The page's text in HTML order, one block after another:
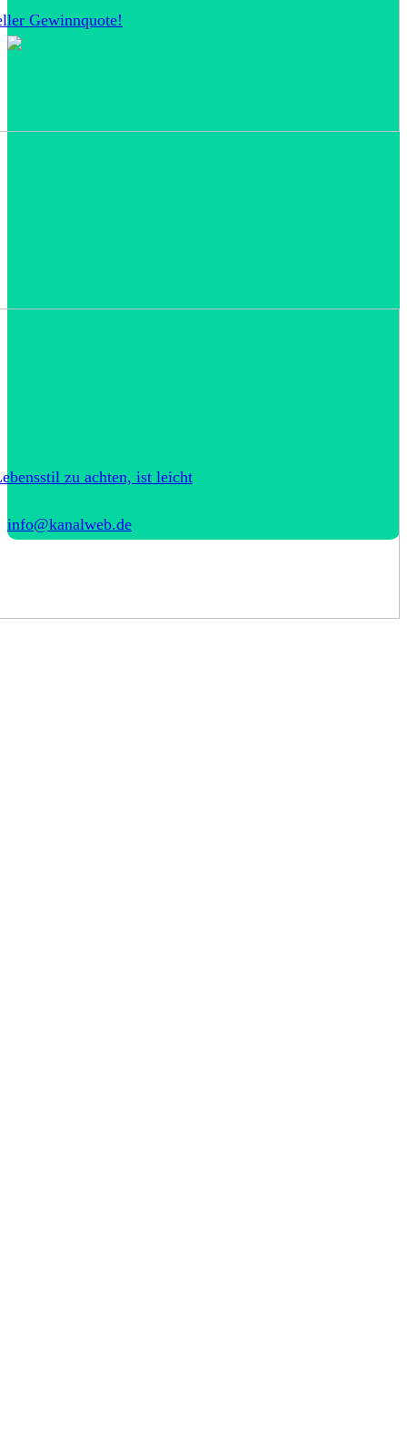
Gewinnquote!
zu achten, ist leicht
info@kanalweb.de